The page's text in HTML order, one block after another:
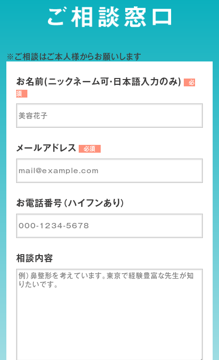
※ご相談はご本人様からお願いします
お名前(ニックネーム可・日本語入力のみ)
必
須
メールアドレス 必須
お電話番号（ハイフンあり）
相談内容